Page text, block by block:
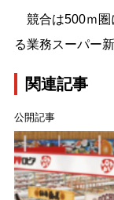
競合は500ｍ圏
る業務スーパー
関連記事
公開記事